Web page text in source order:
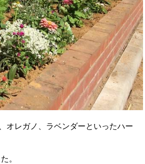
オレガノ、ラベンダーといったハー
。